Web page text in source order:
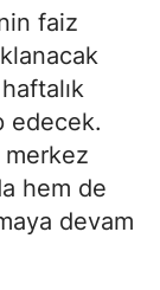
faiz
edecek.
merkez
hem de
devam